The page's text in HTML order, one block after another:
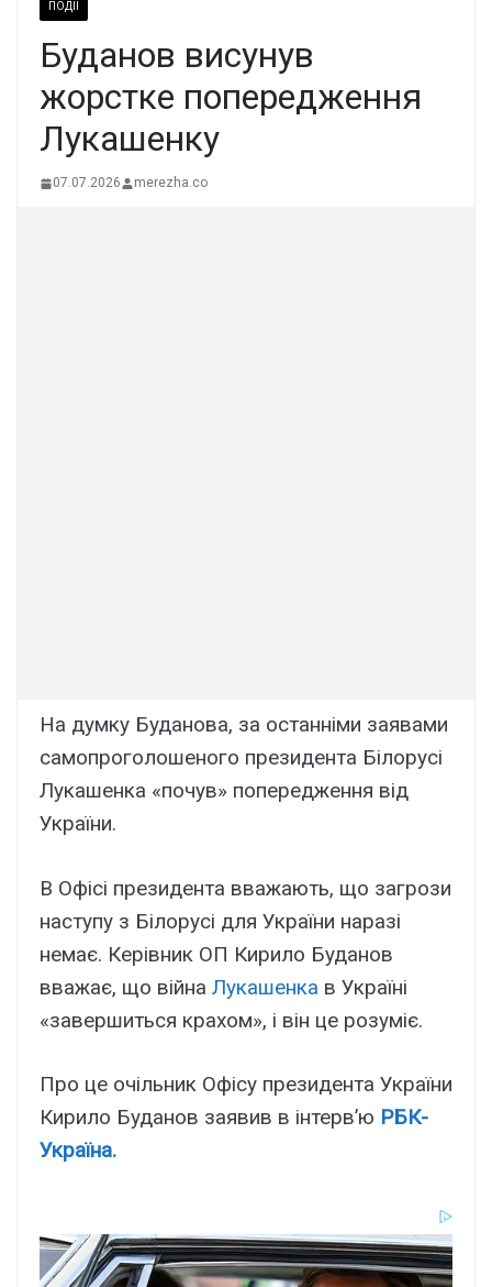
ПОДІЇ
Буданов висунув
жорстке попередження
Лукашенку
07.07.2026 merezha.co
На думку Буданова, за останніми заявами
самопроголошеного президента Білорусі
Лукашенка «почув» попередження від
України.
В Офісі президента вважають, що загрози
наступу з Білорусі для України наразі
немає. Керівник ОП Кирило Буданов
вважає, що війна Лукашенка в Україні
«завершиться крахом», і він це розуміє.
Про це очільник Офісу президента України
Кирило Буданов заявив в інтерв’ю РБК-
Україна.